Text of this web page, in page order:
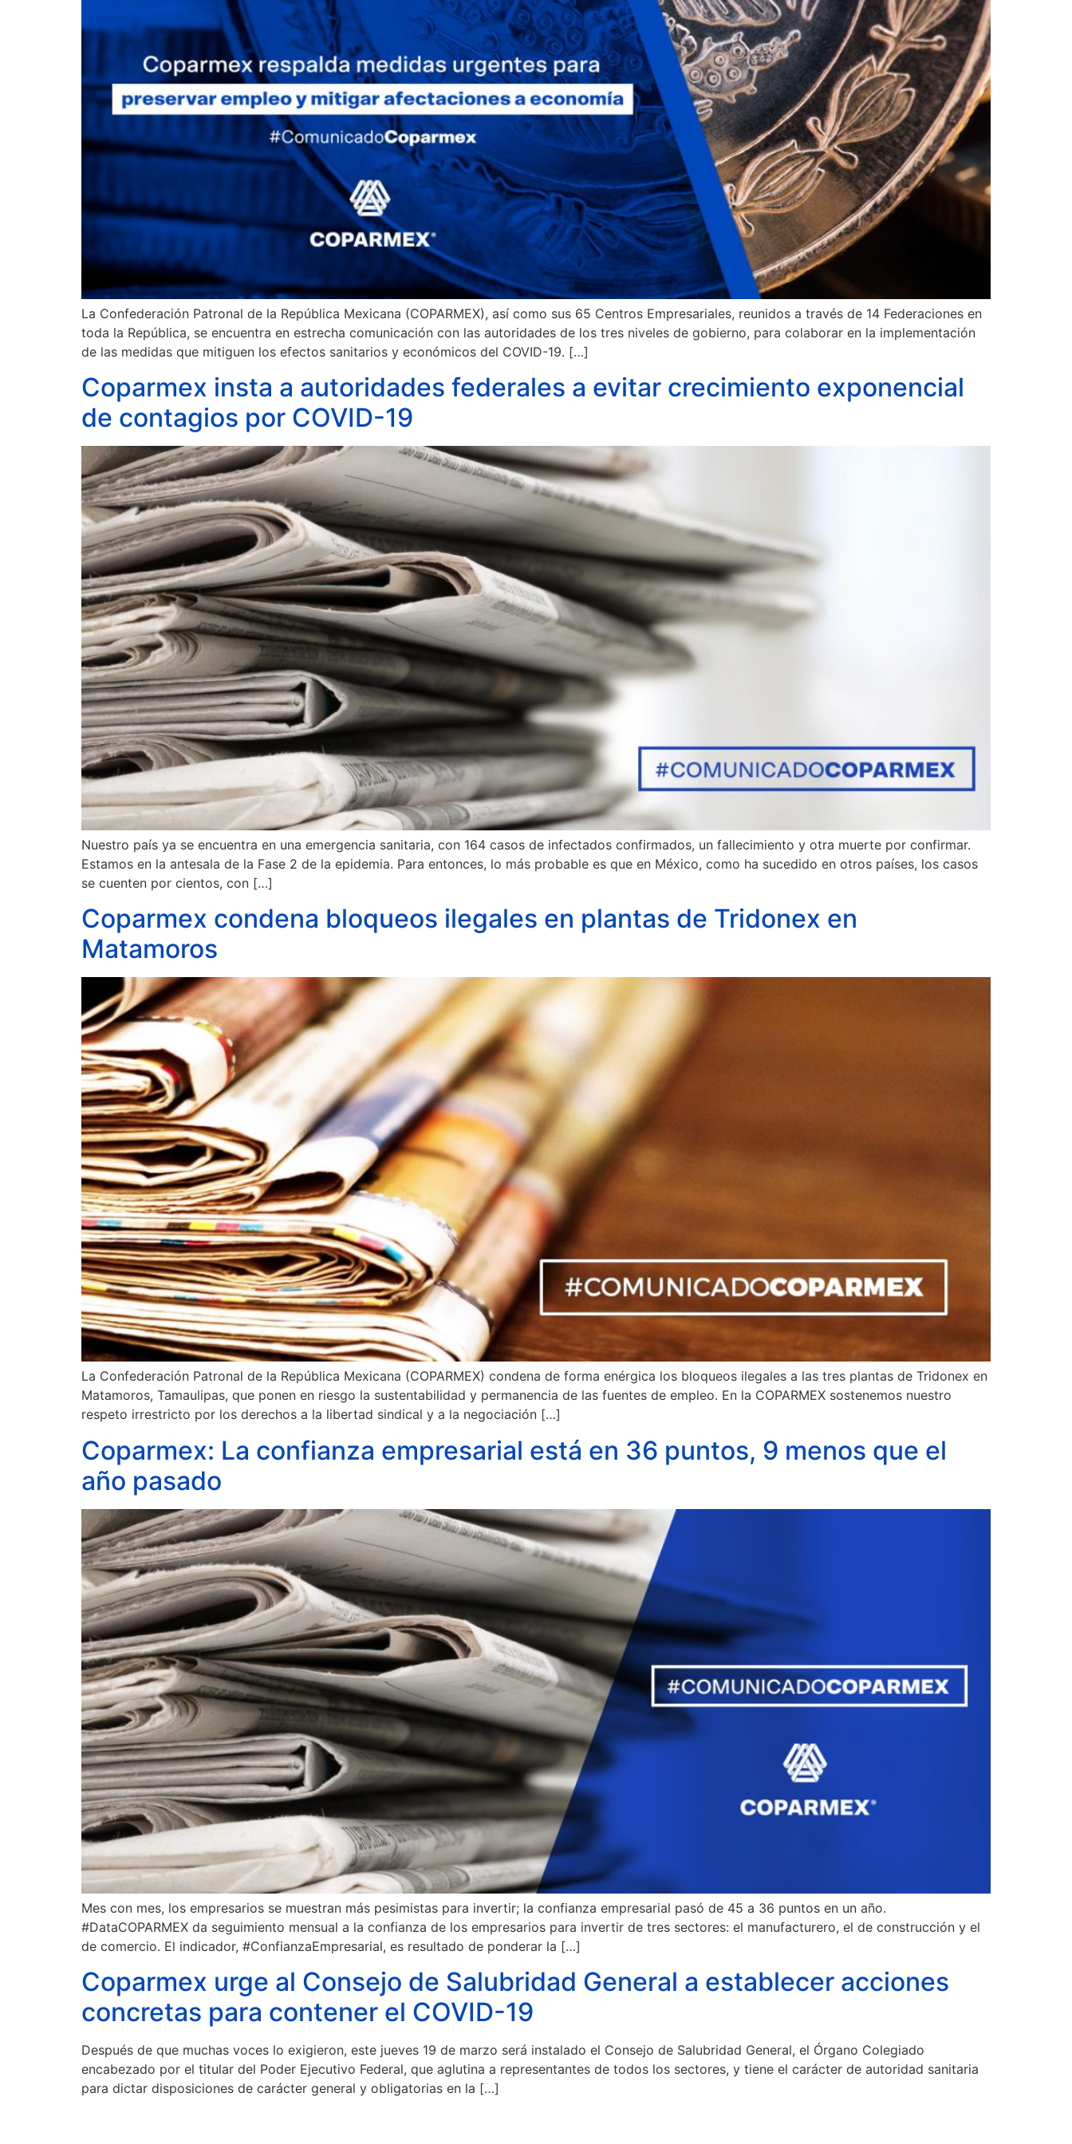
La Confederación Patronal de la República Mexicana (COPARMEX), así como sus 65 Centros Empresariales, reunidos a través de 14 Federaciones en
toda la República, se encuentra en estrecha comunicación con las autoridades de los tres niveles de gobierno, para colaborar en la implementación
de las medidas que mitiguen los efectos sanitarios y económicos del COVID-19. […]
Coparmex insta a autoridades federales a evitar crecimiento exponencial
de contagios por COVID-19
Nuestro país ya se encuentra en una emergencia sanitaria, con 164 casos de infectados confirmados, un fallecimiento y otra muerte por confirmar.
Estamos en la antesala de la Fase 2 de la epidemia. Para entonces, lo más probable es que en México, como ha sucedido en otros países, los casos
se cuenten por cientos, con […]
Coparmex condena bloqueos ilegales en plantas de Tridonex en
Matamoros
La Confederación Patronal de la República Mexicana (COPARMEX) condena de forma enérgica los bloqueos ilegales a las tres plantas de Tridonex en
Matamoros, Tamaulipas, que ponen en riesgo la sustentabilidad y permanencia de las fuentes de empleo. En la COPARMEX sostenemos nuestro
respeto irrestricto por los derechos a la libertad sindical y a la negociación […]
Coparmex: La confianza empresarial está en 36 puntos, 9 menos que el
año pasado
Mes con mes, los empresarios se muestran más pesimistas para invertir; la confianza empresarial pasó de 45 a 36 puntos en un año.
#DataCOPARMEX da seguimiento mensual a la confianza de los empresarios para invertir de tres sectores: el manufacturero, el de construcción y el
de comercio. El indicador, #ConfianzaEmpresarial, es resultado de ponderar la […]
Coparmex urge al Consejo de Salubridad General a establecer acciones
concretas para contener el COVID-19
Después de que muchas voces lo exigieron, este jueves 19 de marzo será instalado el Consejo de Salubridad General, el Órgano Colegiado
encabezado por el titular del Poder Ejecutivo Federal, que aglutina a representantes de todos los sectores, y tiene el carácter de autoridad sanitaria
para dictar disposiciones de carácter general y obligatorias en la […]